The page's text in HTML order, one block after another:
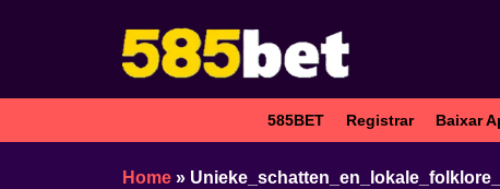
585BET Registrar Baixar
Home »